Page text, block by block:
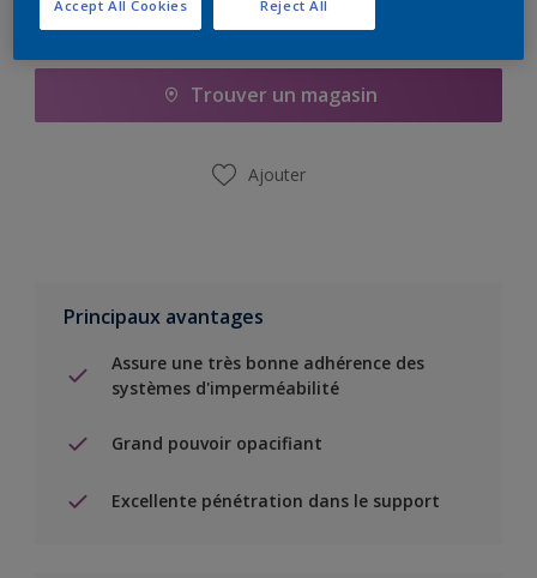
Ajouter à la liste d’achats
Trouver un magasin
Ajouter
Principaux avantages
Assure une très bonne adhérence des
systèmes d'imperméabilité
Grand pouvoir opacifiant
Excellente pénétration dans le support
Reject All
Accept All Cookies